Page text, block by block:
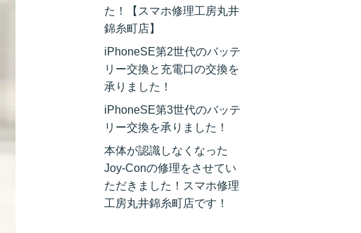
た！【スマホ修理工房丸井
錦糸町店】
iPhoneSE第2世代のバッテ
リー交換と充電口の交換を
承りました！
iPhoneSE第3世代のバッテ
リー交換を承りました！
本体が認識しなくなった
Joy-Conの修理をさせてい
ただきました！スマホ修理
工房丸井錦糸町店です！